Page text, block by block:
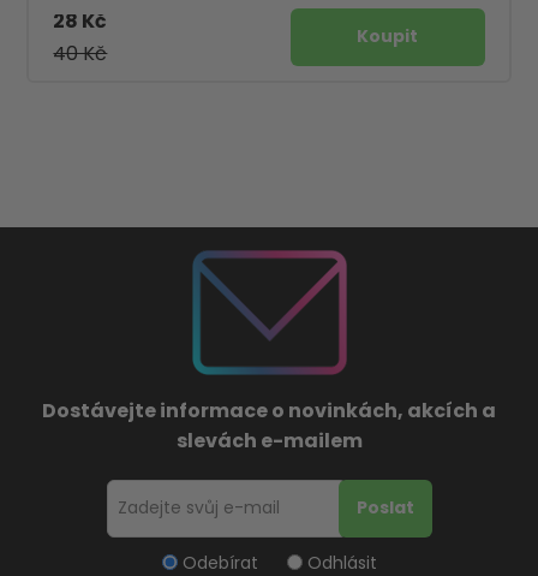
40 Kč
28 Kč
Dostávejte informace o novinkách, akcích a
slevách e-mailem
Odebírat Odhlásit